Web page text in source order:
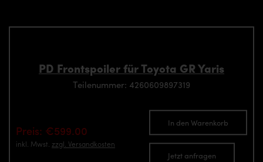
PD Frontspoiler für Toyota GR Yaris
Teilenummer: 4260609897319
Preis: €599.00
inkl. Mwst. zzgl. Versandkosten
In den Warenkorb
Jetzt anfragen